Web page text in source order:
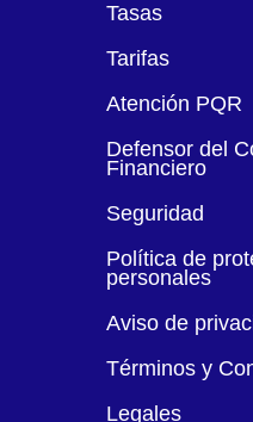
Tasas
Tarifas
Atención PQR
Defensor del
Financiero
Seguridad
Política de
personales
Aviso de
Términos y
Legales